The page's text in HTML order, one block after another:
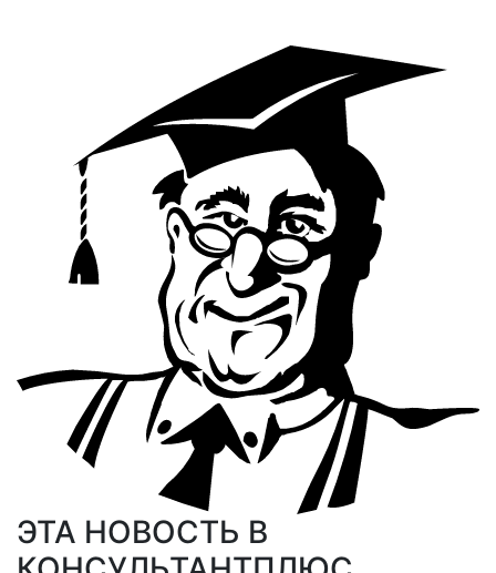
ЭТА НОВОСТЬ В